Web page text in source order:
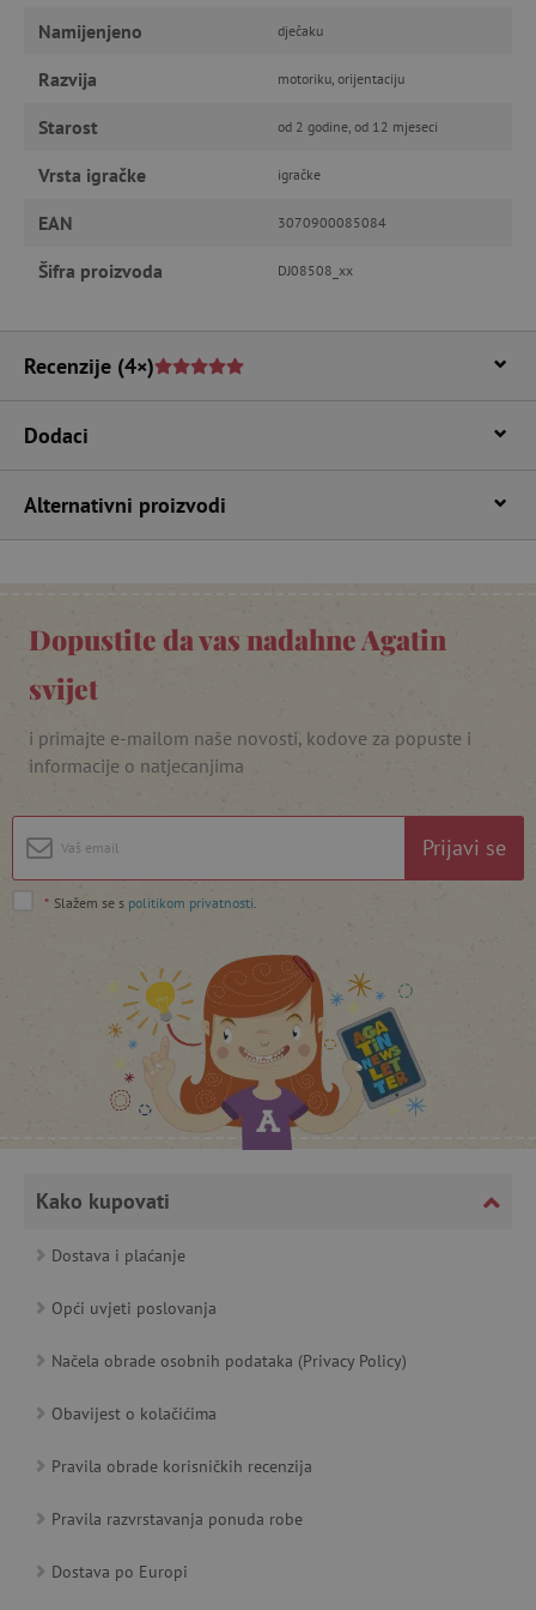
Namijenjeno dječaku
Razvija motoriku, orijentaciju
Starost od 2 godine, od 12 mjeseci
Vrsta igračke igračke
EAN 3070900085084
Šifra proizvoda DJ08508_xx
Recenzije (4×)
Dodaci
Alternativni proizvodi
Dopustite da vas nadahne Agatin
svijet
i primajte e-mailom naše novosti, kodove za popuste i
informacije o natjecanjima
Prijavi se
* Slažem se s politikom privatnosti
Kako kupovati
Dostava i plaćanje
Opći uvjeti poslovanja
Načela obrade osobnih podataka (Privacy Policy)
Obavijest o kolačićima
Pravila obrade korisničkih recenzija
Pravila razvrstavanja ponuda robe
Dostava po Europi
npr. upis korisnika na stranici te uređivanje
potrebnih kolačića.
Ime
/
www.agatinsvijet.hr
lastVisitedProduct
.agatinsvijet.hr
featureFlagCheckoutExperimentVariant www.agatinsvijet.hr
product_filter_remember www.agatinsvijet.hr
PHPSESSID
_lb
__cf_bm